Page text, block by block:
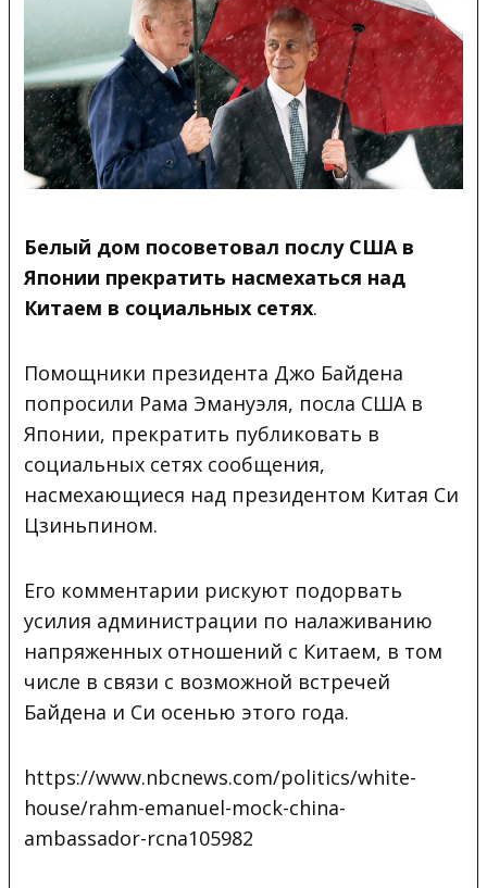
Белый дом посоветовал послу США в
Японии прекратить насмехаться над
Китаем в социальных сетях.
Помощники президента Джо Байдена
попросили Рама Эмануэля, посла США в
Японии, прекратить публиковать в
социальных сетях сообщения,
насмехающиеся над президентом Китая Си
Цзиньпином.
Его комментарии рискуют подорвать
усилия администрации по налаживанию
напряженных отношений с Китаем, в том
числе в связи с возможной встречей
Байдена и Си осенью этого года.
https://www.nbcnews.com/politics/white-
house/rahm-emanuel-mock-china-
ambassador-rcna105982